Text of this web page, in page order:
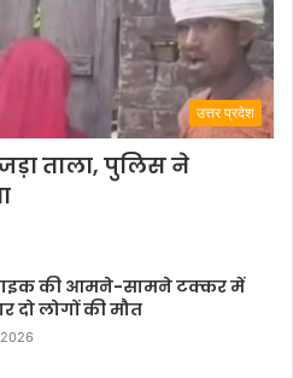
उत्तर प्रदेश
ताला, पुलिस ने
की आमने-सामने टक्कर में
दो लोगों की मौत